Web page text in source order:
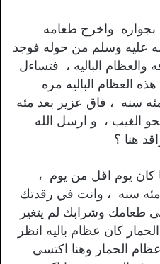
واخرج طعامه
عليه وسلم من حوله فوجد
والعظام الباليه ، فتساءل
العظام الباليه مره
سنه ، فاق عزير بعد مئه
الغيب ، و ارسل الله
هنا ؟
كان يوم اقل من يوم ،
مئه سنه ، وانت في رقدتك
طعامك وشرابك لم يتغير
كان عظام باليه انظر
الحمار وهنا اكتسى